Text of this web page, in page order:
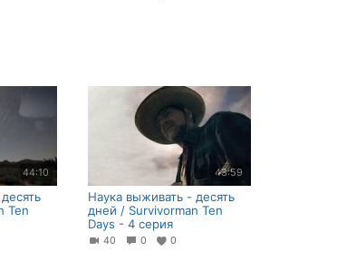
44:10
Ten
43:59
Наука выживать - десять
дней / Survivorman Ten
Days - 4 серия
40 0 0